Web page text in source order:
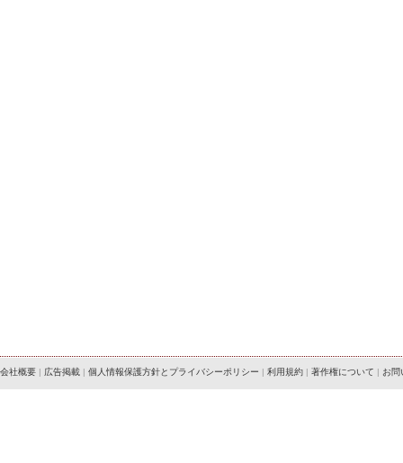
会社概要 | 広告掲載 | 個人情報保護方針とプライバシーポリシー | 利用規約 | 著作権について | お問